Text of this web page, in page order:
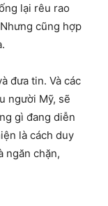
lại rêu rao
cũng hợp
đưa tin. Và các
người Mỹ, sẽ
gì đang diễn
là cách duy
ngăn chặn,